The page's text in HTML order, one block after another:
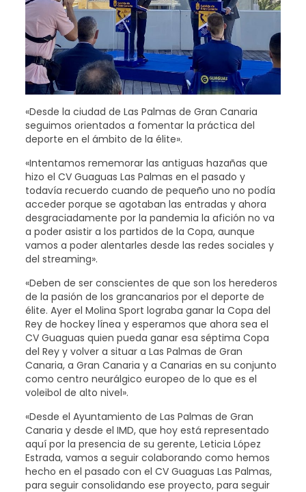
«Desde la ciudad de Las Palmas de Gran Canaria
seguimos orientados a fomentar la práctica del
deporte en el ámbito de la élite».
«Intentamos rememorar las antiguas hazañas que
hizo el CV Guaguas Las Palmas en el pasado y
todavía recuerdo cuando de pequeño uno no podía
acceder porque se agotaban las entradas y ahora
desgraciadamente por la pandemia la afición no va
a poder asistir a los partidos de la Copa, aunque
vamos a poder alentarles desde las redes sociales y
del streaming».
«Deben de ser conscientes de que son los herederos
de la pasión de los grancanarios por el deporte de
élite. Ayer el Molina Sport lograba ganar la Copa del
Rey de hockey línea y esperamos que ahora sea el
CV Guaguas quien pueda ganar esa séptima Copa
del Rey y volver a situar a Las Palmas de Gran
Canaria, a Gran Canaria y a Canarias en su conjunto
como centro neurálgico europeo de lo que es el
voleibol de alto nivel».
«Desde el Ayuntamiento de Las Palmas de Gran
Canaria y desde el IMD, que hoy está representado
aquí por la presencia de su gerente, Leticia López
Estrada, vamos a seguir colaborando como hemos
hecho en el pasado con el CV Guaguas Las Palmas,
para seguir consolidando ese proyecto, para seguir